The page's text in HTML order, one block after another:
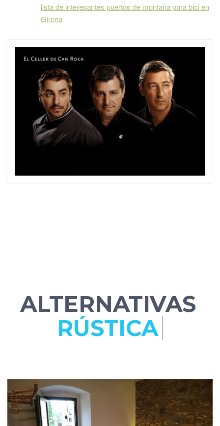
lista de interesantes puertos de montaña para bici en
Girona
ALTERNATIVAS